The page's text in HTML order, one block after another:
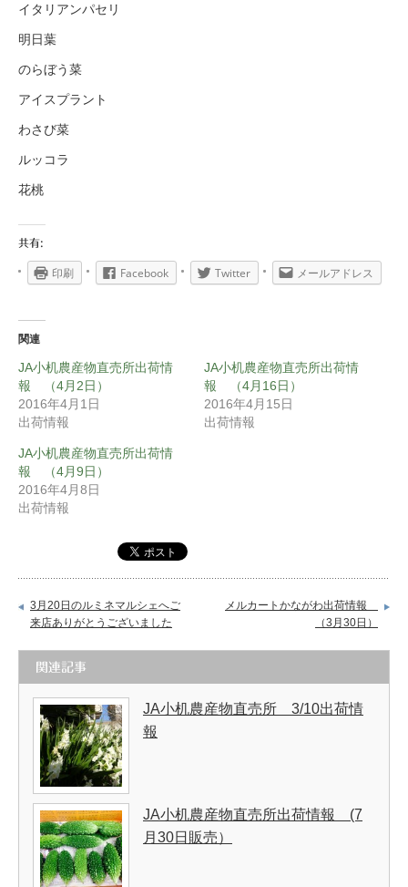
イタリアンパセリ
明日葉
のらぼう菜
アイスプラント
わさび菜
ルッコラ
花桃
共有:
印刷 Facebook Twitter メールアドレス
関連
JA小机農産物直売所出荷情
報 （4月2日）
2016年4月1日
出荷情報
JA小机農産物直売所出荷情
報 （4月16日）
2016年4月15日
出荷情報
JA小机農産物直売所出荷情
報 （4月9日）
2016年4月8日
出荷情報
3月20日のルミネマルシェへご
来店ありがとうございました
メルカートかながわ出荷情報
（3月30日）
関連記事
JA小机農産物直売所 3/10出荷情
報
JA小机農産物直売所出荷情報 (7
月30日販売）